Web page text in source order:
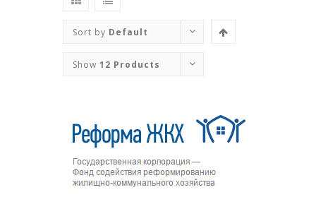
Sort by Default
Show 12 Products